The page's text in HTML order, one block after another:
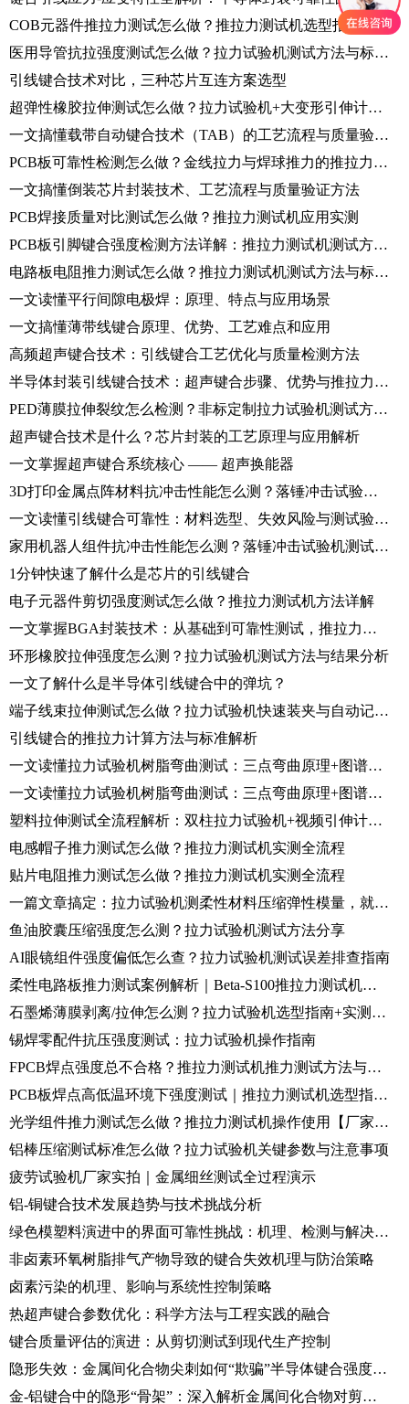
COB元器件推拉力测试怎么做？推拉力测试机选型指南+实测演示
医用导管抗拉强度测试怎么做？拉力试验机测试方法与标准解析
引线键合技术对比，三种芯片互连方案选型
超弹性橡胶拉伸测试怎么做？拉力试验机+大变形引伸计完整测试方案解析
一文搞懂载带自动键合技术（TAB）的工艺流程与质量验证方法
PCB板可靠性检测怎么做？金线拉力与焊球推力的推拉力测试机实操
一文搞懂倒装芯片封装技术、工艺流程与质量验证方法
PCB焊接质量对比测试怎么做？推拉力测试机应用实测
PCB板引脚键合强度检测方法详解：推拉力测试机测试方案分享
电路板电阻推力测试怎么做？推拉力测试机测试方法与标准解析
一文读懂平行间隙电极焊：原理、特点与应用场景
一文搞懂薄带线键合原理、优势、工艺难点和应用
高频超声键合技术：引线键合工艺优化与质量检测方法
半导体封装引线键合技术：超声键合步骤、优势与推拉力测试标准
PED薄膜拉伸裂纹怎么检测？非标定制拉力试验机测试方法详解
超声键合技术是什么？芯片封装的工艺原理与应用解析
一文掌握超声键合系统核心 —— 超声换能器
3D打印金属点阵材料抗冲击性能怎么测？落锤冲击试验机操作步骤详解
一文读懂引线键合可靠性：材料选型、失效风险与测试验证全解析
家用机器人组件抗冲击性能怎么测？落锤冲击试验机测试方法详解
1分钟快速了解什么是芯片的引线键合
电子元器件剪切强度测试怎么做？推拉力测试机方法详解
一文掌握BGA封装技术：从基础到可靠性测试，推拉力测试机如何保障品质？
环形橡胶拉伸强度怎么测？拉力试验机测试方法与结果分析
一文了解什么是半导体引线键合中的弹坑？
端子线束拉伸测试怎么做？拉力试验机快速装夹与自动记录方案
引线键合的推拉力计算方法与标准解析
一文读懂拉力试验机树脂弯曲测试：三点弯曲原理+图谱解读+标准全流程
一文读懂拉力试验机树脂弯曲测试：三点弯曲原理+图谱解读+标准全流程
塑料拉伸测试全流程解析：双柱拉力试验机+视频引伸计应用和操作步骤详解
电感帽子推力测试怎么做？推拉力测试机实测全流程
贴片电阻推力测试怎么做？推拉力测试机实测全流程
一篇文章搞定：拉力试验机测柔性材料压缩弹性模量，就这么简单！
鱼油胶囊压缩强度怎么测？拉力试验机测试方法分享
AI眼镜组件强度偏低怎么查？拉力试验机测试误差排查指南
柔性电路板推力测试案例解析｜Beta-S100推拉力测试机操作指南
石墨烯薄膜剥离/拉伸怎么测？拉力试验机选型指南+实测演示
锡焊零配件抗压强度测试：拉力试验机操作指南
FPCB焊点强度总不合格？推拉力测试机推力测试方法与判定标准
PCB板焊点高低温环境下强度测试｜推拉力测试机选型指南+实测演示
光学组件推力测试怎么做？推拉力测试机操作使用【厂家实测】
铝棒压缩测试标准怎么做？拉力试验机关键参数与注意事项
疲劳试验机厂家实拍｜金属细丝测试全过程演示
铝-铜键合技术发展趋势与技术挑战分析
绿色模塑料演进中的界面可靠性挑战：机理、检测与解决方案
非卤素环氧树脂排气产物导致的键合失效机理与防治策略
卤素污染的机理、影响与系统性控制策略
热超声键合参数优化：科学方法与工程实践的融合
键合质量评估的演进：从剪切测试到现代生产控制
隐形失效：金属间化合物尖刺如何“欺骗”半导体键合强度测试
金-铝键合中的隐形“骨架”：深入解析金属间化合物对剪切性能的影响